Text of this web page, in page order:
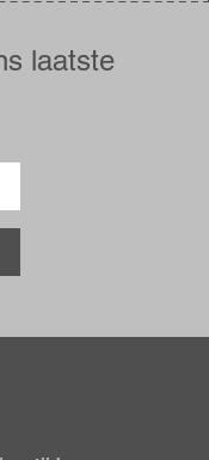
laatste